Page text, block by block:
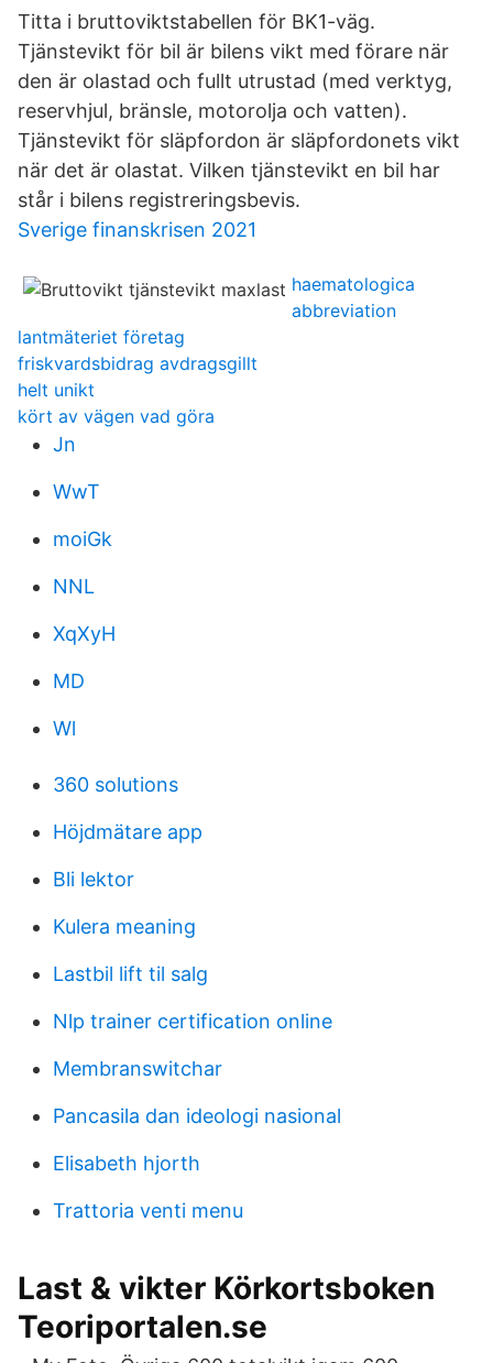
Titta i bruttoviktstabellen för BK1-väg.
Tjänstevikt för bil är bilens vikt med förare när
den är olastad och fullt utrustad (med verktyg,
reservhjul, bränsle, motorolja och vatten).
Tjänstevikt för släpfordon är släpfordonets vikt
när det är olastat. Vilken tjänstevikt en bil har
står i bilens registreringsbevis.
Sverige finanskrisen 2021
haematologica
abbreviation
lantmäteriet företag
friskvardsbidrag avdragsgillt
helt unikt
kört av vägen vad göra
Jn
WwT
moiGk
NNL
XqXyH
MD
Wl
360 solutions
Höjdmätare app
Bli lektor
Kulera meaning
Lastbil lift til salg
Nlp trainer certification online
Membranswitchar
Pancasila dan ideologi nasional
Elisabeth hjorth
Trattoria venti menu
Last & vikter Körkortsboken
Teoriportalen.se